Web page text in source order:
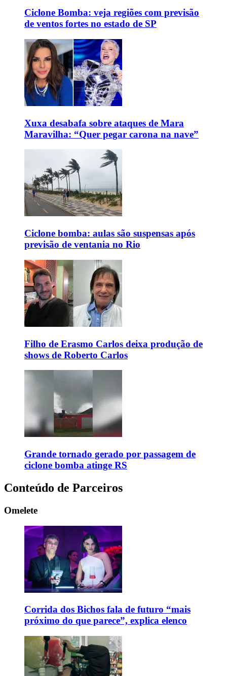
Ciclone Bomba: veja regiões com previsão
de ventos fortes no estado de SP
Xuxa desabafa sobre ataques de Mara
Maravilha: “Quer pegar carona na nave”
Ciclone bomba: aulas são suspensas após
previsão de ventania no Rio
Filho de Erasmo Carlos deixa produção de
shows de Roberto Carlos
Grande tornado gerado por passagem de
ciclone bomba atinge RS
Conteúdo de Parceiros
Omelete
Corrida dos Bichos fala de futuro “mais
próximo do que parece”, explica elenco